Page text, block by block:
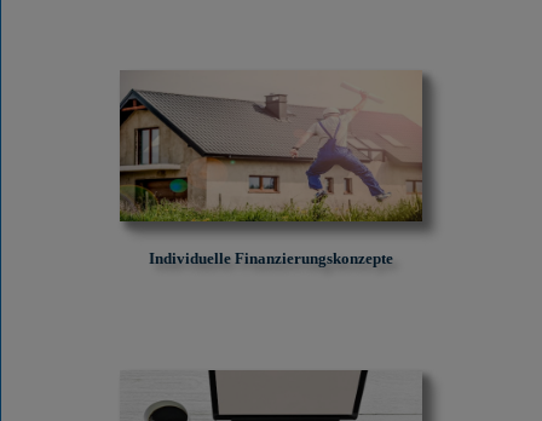
Individuelle Finanzierungskonzepte